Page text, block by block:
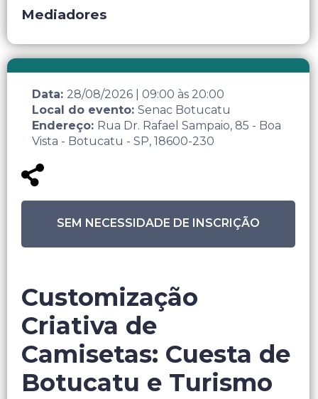
Mediadores
Data: 28/08/2026 09:00 às 20:00
Local do evento: Senac Botucatu
Endereço: Rua Dr. Rafael Sampaio, 85 - Boa
Vista - Botucatu - SP, 18600-230
SEM NECESSIDADE DE INSCRIÇÃO
Customização
Criativa de
Camisetas: Cuesta de
Botucatu e Turismo